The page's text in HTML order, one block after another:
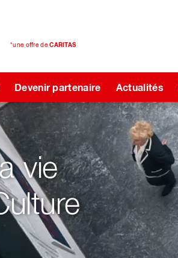
*une offre deCARITAS
Devenir partenaire Actualités